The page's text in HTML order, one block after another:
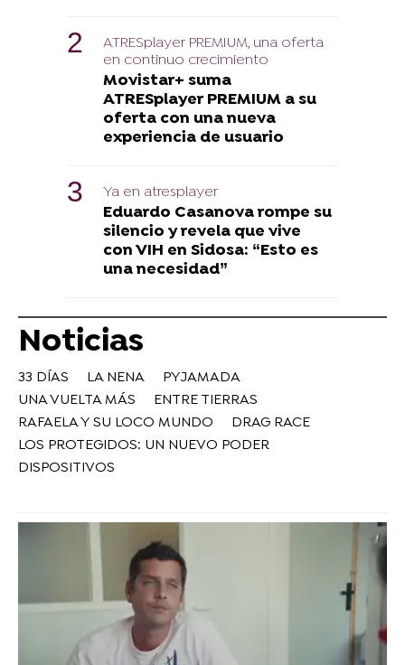
ATRESplayer PREMIUM, una oferta
en continuo crecimiento
Movistar+ suma
ATRESplayer PREMIUM a su
oferta con una nueva
experiencia de usuario
Ya en atresplayer
Eduardo Casanova rompe su
silencio y revela que vive
con VIH en Sidosa: “Esto es
una necesidad”
Noticias
33 DÍAS LA NENA
PYJAMADA
UNA VUELTA MÁS
ENTRE TIERRAS
RAFAELA Y SU LOCO MUNDO
DRAG RACE
LOS PROTEGIDOS: UN NUEVO PODER
DISPOSITIVOS